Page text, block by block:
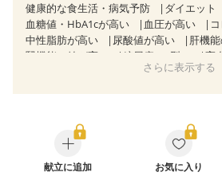
健康的な食生活・病気予防
ダイエット
血糖値・HbA1cが高い
血圧が高い
中性脂肪が高い
尿酸値が高い
肝機
腎機能の値が高い
糖尿病（2型）
高
胃炎
胃ポリープ
CKD（ステージ１）
CKD（ステージ２）
CKD（ステージ３a）
CKD（ステージ３
乳がん（抗がん剤治療中）
乳がん（ホ
さらに表示する
献立に追加 お気に入り